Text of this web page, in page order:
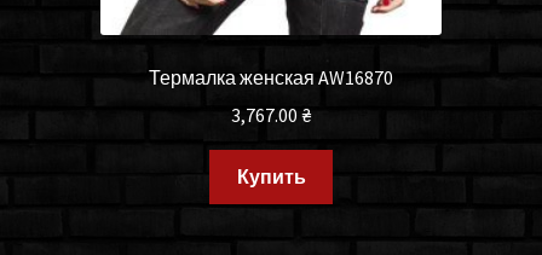
Термалка женская AW16870
3,767.00₴
Купить